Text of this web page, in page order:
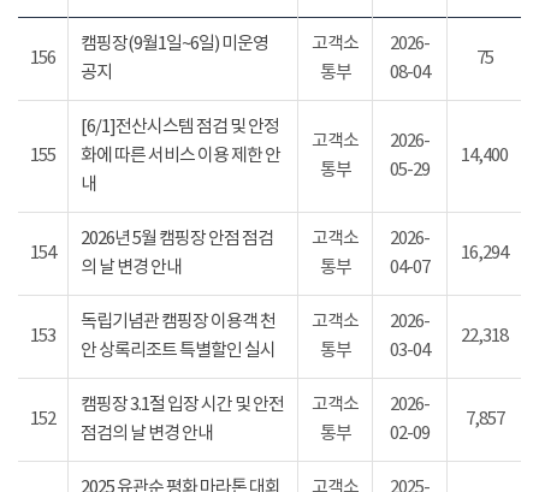
156
캠핑장(9월1일~6일) 미운영
공지
고객소
통부
2026-
08-04
75
155
[6/1]전산시스템 점검 및 안정
화에 따른 서비스 이용 제한 안
내
고객소
통부
2026-
05-29
14,400
154
2026년 5월 캠핑장 안점 점검
의 날 변경 안내
고객소
통부
2026-
04-07
16,294
153
독립기념관 캠핑장 이용객 천
안 상록리조트 특별할인 실시
고객소
통부
2026-
03-04
22,318
152
캠핑장 3.1절 입장 시간 및 안전
점검의 날 변경 안내
고객소
통부
2026-
02-09
7,857
2025 유관순 평화 마라톤 대회
고객소
2025-